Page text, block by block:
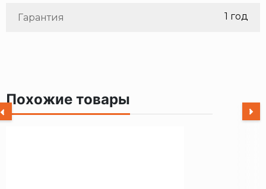
Гарантия 1 год
Похожие товары